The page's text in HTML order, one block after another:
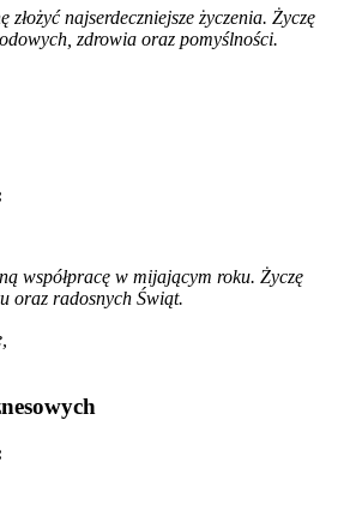
najserdeczniejsze życzenia. Życzę
zdrowia oraz pomyślności.
współpracę w mijającym roku. Życzę
oraz radosnych Świąt.